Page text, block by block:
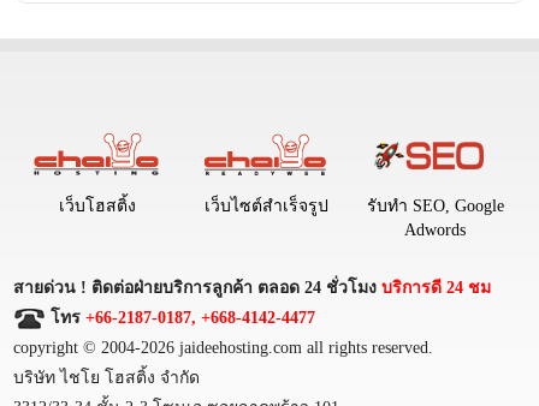
เว็บโฮสติ้ง เว็บไซต์สำเร็จรูป
รับทำ SEO, Google
Adwords
สายด่วน ! ติดต่อฝ่ายบริการลูกค้า ตลอด 24 ชั่วโมงบริการดี 24 ชม
โทร+66-2187-0187, +668-4142-4477
copyright © 2004-2026 jaideehosting.com all rights reserved.
บริษัท ไชโย โฮสติ้ง จำกัด